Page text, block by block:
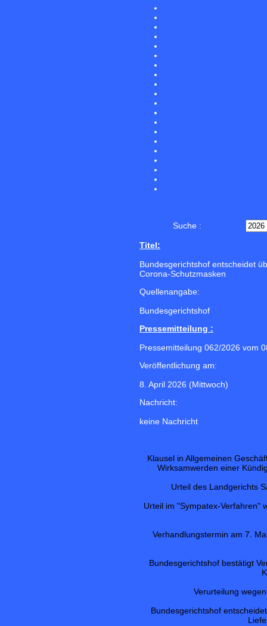
Suche :
Titel:
Bundesgerichtshof entscheidet
Corona-Schutzmasken
Quellenangabe:
Bundesgerichtshof
Pressemitteilung :
Pressemitteilung 062/2026 vom
Veröffentlichung am:
8. April 2026 (Mittwoch)
Nachricht:
keine Nachricht
Klausel in Allgemeinen
Wirksamwerden einer
Urteil des Landgerichts
Urteil im "Sympatex-Verfahren"
Verhandlungstermin am 7.
Bundesgerichtshof bestätigt
Verurteilung
Bundesgerichtshof